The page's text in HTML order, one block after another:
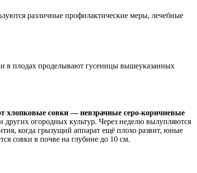
различные профилактические меры, лечебные
в плодах проделывают гусеницы вышеуказанных
хлопковые совки — невзрачные серо-коричневые
огородных культур. Через неделю вылупляются
когда грызущий аппарат ещё плохо развит, юные
совки в почве на глубине до 10 см.